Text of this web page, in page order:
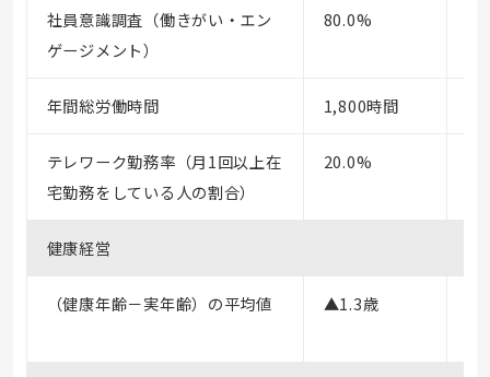
社員意識調査（働きがい・エン
ゲージメント）
80.0%
年間総労働時間 1,800時間
テレワーク勤務率（月1回以上在
宅勤務をしている人の割合）
20.0%
健康経営
（健康年齢－実年齢）の平均値 ▲1.3歳